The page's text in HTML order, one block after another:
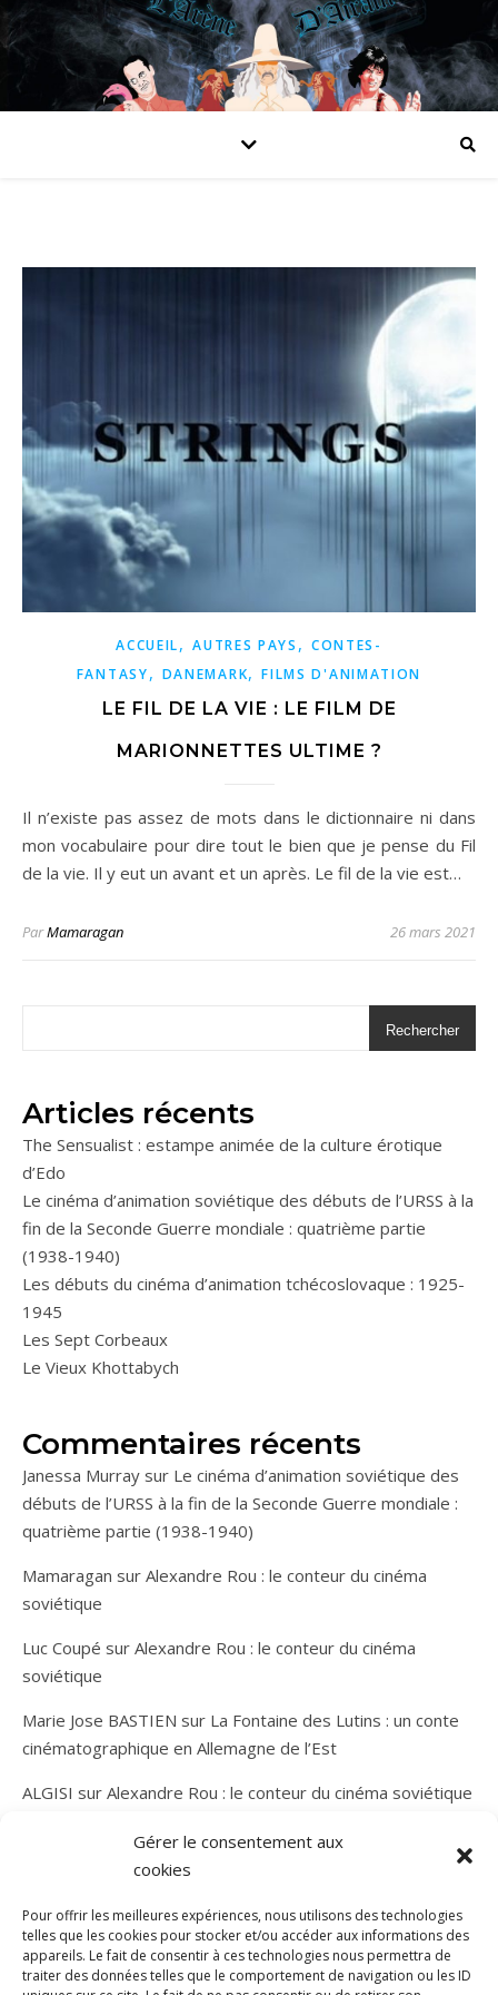
Gérer le consentement aux
cookies
Pour offrir les meilleures expériences, nous utilisons des technologies
telles que les cookies pour stocker et/ou accéder aux informations des
appareils. Le fait de consentir à ces technologies nous permettra de
traiter des données telles que le comportement de navigation ou les ID
ACCUEIL,AUTRES PAYS , CONTES-
FANTASY, DANEMARK,FILMS D'ANIMATION
LE FIL DE LA VIE : LE FILM DE
MARIONNETTES ULTIME ?
Il n’existe pas assez de mots dans le dictionnaire ni dans
mon vocabulaire pour dire tout le bien que je pense du Fil
de la vie. Il y eut un avant et un après. Le fil de la vie est…
ParMamaragan 26 mars 2021
Rechercher
Articles récents
The Sensualist : estampe animée de la culture érotique
d’Edo
Le cinéma d’animation soviétique des débuts de l’URSS à la
fin de la Seconde Guerre mondiale : quatrième partie
(1938-1940)
Les débuts du cinéma d’animation tchécoslovaque : 1925-
1945
Les Sept Corbeaux
Le Vieux Khottabych
Commentaires récents
Janessa Murray sur Le cinéma d’animation soviétique des
débuts de l’URSS à la fin de la Seconde Guerre mondiale :
quatrième partie (1938-1940)
Mamaragan sur Alexandre Rou : le conteur du cinéma
soviétique
Luc Coupé sur Alexandre Rou : le conteur du cinéma
soviétique
Marie Jose BASTIEN sur La Fontaine des Lutins : un conte
cinématographique en Allemagne de l’Est
ALGISI sur Alexandre Rou : le conteur du cinéma soviétique